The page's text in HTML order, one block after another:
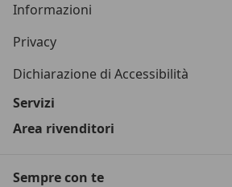
Informazioni
Privacy
Dichiarazione di Accessibilità
Servizi
Area rivenditori
Sempre con te